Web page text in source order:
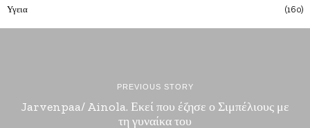
Υγεια 160
PREVIOUS STORY
Jarvenpaa/ Ainola. Εκεί που έζησε ο Σιμπέλιους με
τη γυναίκα του